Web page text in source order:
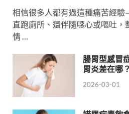
相信很多人都有過這種痛苦經
直跑廁所、還伴隨噁心或嘔吐，
情 …
腸胃型感冒
胃炎差在哪？
2026-03-01